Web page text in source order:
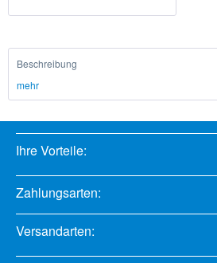
Beschreibung
mehr
Ihre Vorteile:
Zahlungsarten:
Versandarten: